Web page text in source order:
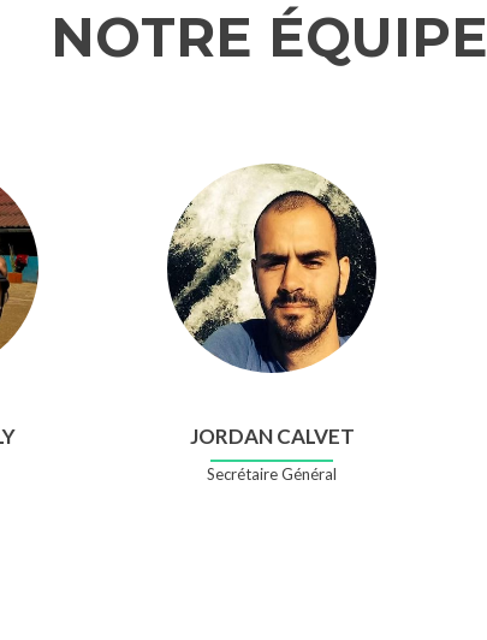
NOTRE ÉQUIPE
JORDAN CALVET
Secrétaire Général